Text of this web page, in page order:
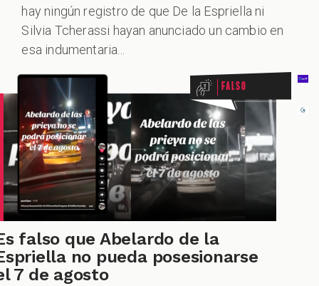
hay ningún registro de que De la Espriella ni
Silvia Tcherassi hayan anunciado un cambio en
esa indumentaria...
Falso
falso que Abelardo de la
no pueda posesionarse
7 de agosto